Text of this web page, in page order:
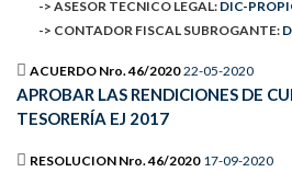
-> ASESOR TECNICO LEGAL: DIC-
-> CONTADOR FISCAL SUBROGANTE:
ACUERDO Nro. 46/2020 22-05-2020
APROBAR LAS RENDICIONES DE
TESORERÍA EJ 2017
RESOLUCION Nro. 46/2020 17-09-2020